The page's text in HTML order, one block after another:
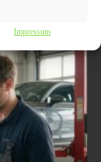
Impressum